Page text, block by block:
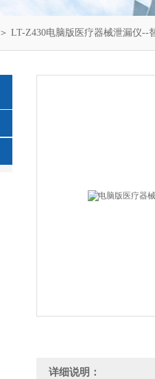
＞ LT-Z430电脑版医疗器械泄漏仪--
详细说明：